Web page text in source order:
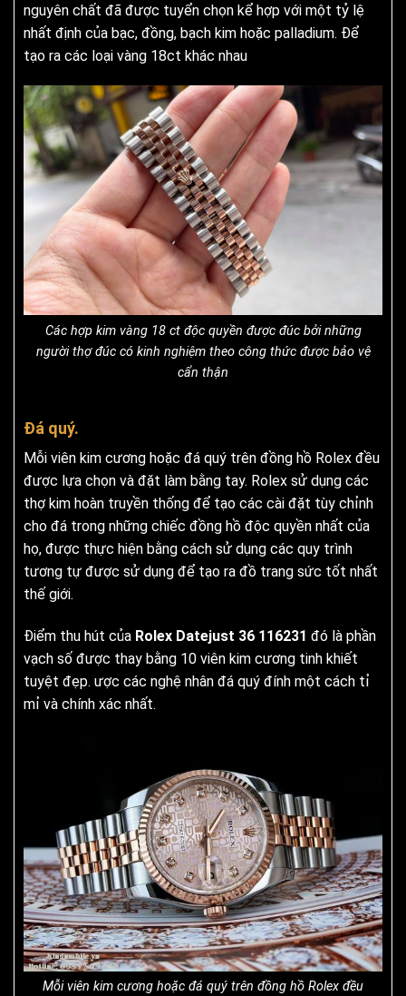
nguyên chất đã được tuyển chọn kể hợp với một tỷ lệ
nhất định của bạc, đồng, bạch kim hoặc palladium. Để
tạo ra các loại vàng 18ct khác nhau
Các hợp kim vàng 18 ct độc ​​quyền được đúc bởi những
người thợ đúc có kinh nghiệm theo công thức được bảo vệ
cẩn thận
Đá quý.
Mỗi viên kim cương hoặc đá quý trên đồng hồ Rolex đều
được lựa chọn và đặt làm bằng tay. Rolex sử dụng các
thợ kim hoàn truyền thống để tạo các cài đặt tùy chỉnh
cho đá trong những chiếc đồng hồ độc quyền nhất của
họ, được thực hiện bằng cách sử dụng các quy trình
tương tự được sử dụng để tạo ra đồ trang sức tốt nhất
thế giới.
Điểm thu hút của Rolex Datejust 36 116231 đó là phần
vạch số được thay bằng 10 viên kim cương tinh khiết
tuyệt đẹp. ược các nghệ nhân đá quý đính một cách tỉ
mỉ và chính xác nhất.
Mỗi viên kim cương hoặc đá quý trên đồng hồ Rolex đều